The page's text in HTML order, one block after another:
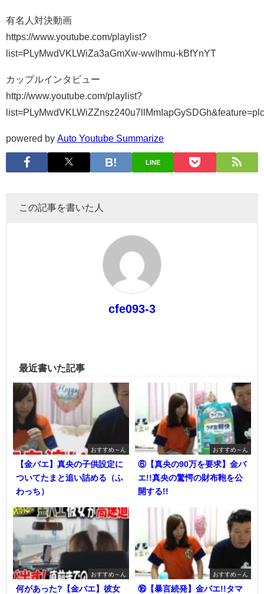
有名人対決動画
https://www.youtube.com/playlist?
list=PLyMwdVKLWiZa3aGmXw-wwIhmu-kBfYnYT
カップルインタビュー
http://www.youtube.com/playlist?
powered by Auto Youtube Summarize
LINE
この記事を書いた人
cfe093-3
最近書いた記事
おすすめ～ん
【金バエ】真央の子供設定に
ついてたまと追い詰める（ふ
わっち）
おすすめ～ん
⑥【真央の90万を要求】金バ
エ!!真央の驚愕の財布鞄を公
開する!!
おすすめ～ん
何があった?【金バエ】彼女
おすすめ～ん
⑯【暴言続発】金バエ!!タマ